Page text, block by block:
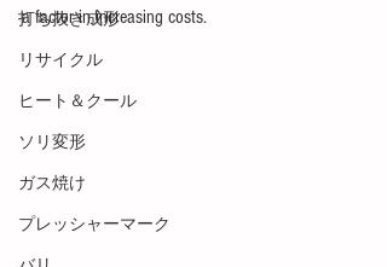
打ち抜き成形
リサイクル
ヒート＆クール
ソリ変形
ガス焼け
プレッシャーマーク
a factor in increasing costs.